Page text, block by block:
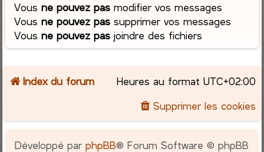
Vousne pouvez pas modifier vos messages
Vousne pouvez pas supprimer vos messages
Vousne pouvez pas joindre des fichiers
Index du forum Heures au format UTC+02:00
Supprimer les cookies
Développé parphpBB® Forum Software © phpBB